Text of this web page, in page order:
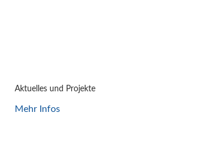
Aktuelles und Projekte
Mehr Infos